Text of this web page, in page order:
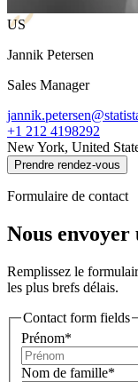
US
Jannik Petersen
Sales Manager
+1 212 4198292
New York, United
Prendre rendez-vous
Formulaire de contact
Nous envoyer
Remplissez le
les plus brefs délais.
Contact form fields
Prénom*
Nom de famille*